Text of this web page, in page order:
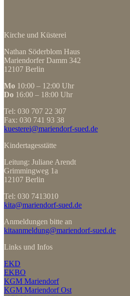
Kirche und Küsterei
Nathan Söderblom Haus
Mariendorfer Damm 342
12107 Berlin
Mo 10:00 – 12:00 Uhr
Do 16:00 – 18:00 Uhr
Tel: 030 707 22 307
Fax: 030 741 93 38
kuesterei@mariendorf-sued.de
Kindertagesstätte
Leitung: Juliane Arendt
Grimmingweg 1a
12107 Berlin
Tel: 030 7413010
kita@mariendorf-sued.de
Anmeldungen bitte an
kitaanmeldung@mariendorf-sued.de
Links und Infos
EKD
EKBO
KGM Mariendorf
KGM Mariendorf Ost